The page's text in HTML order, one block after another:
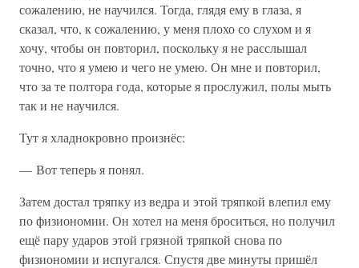
сожалению, не научился. Тогда, глядя ему в глаза, я
сказал, что, к сожалению, у меня плохо со слухом и я
хочу, чтобы он повторил, поскольку я не расслышал
точно, что я умею и чего не умею. Он мне и повторил,
что за те полтора года, которые я прослужил, полы мыть
так и не научился.
Тут я хладнокровно произнёс:
— Вот теперь я понял.
Затем достал тряпку из ведра и этой тряпкой влепил ему
по физиономии. Он хотел на меня броситься, но получил
ещё пару ударов этой грязной тряпкой снова по
физиономии и испугался. Спустя две минуты пришёл